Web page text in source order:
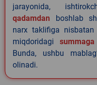
jarayonida,
qadamdan boshlab
narx taklifiga
miqdoridagi
Bunda, ushbu
olinadi.